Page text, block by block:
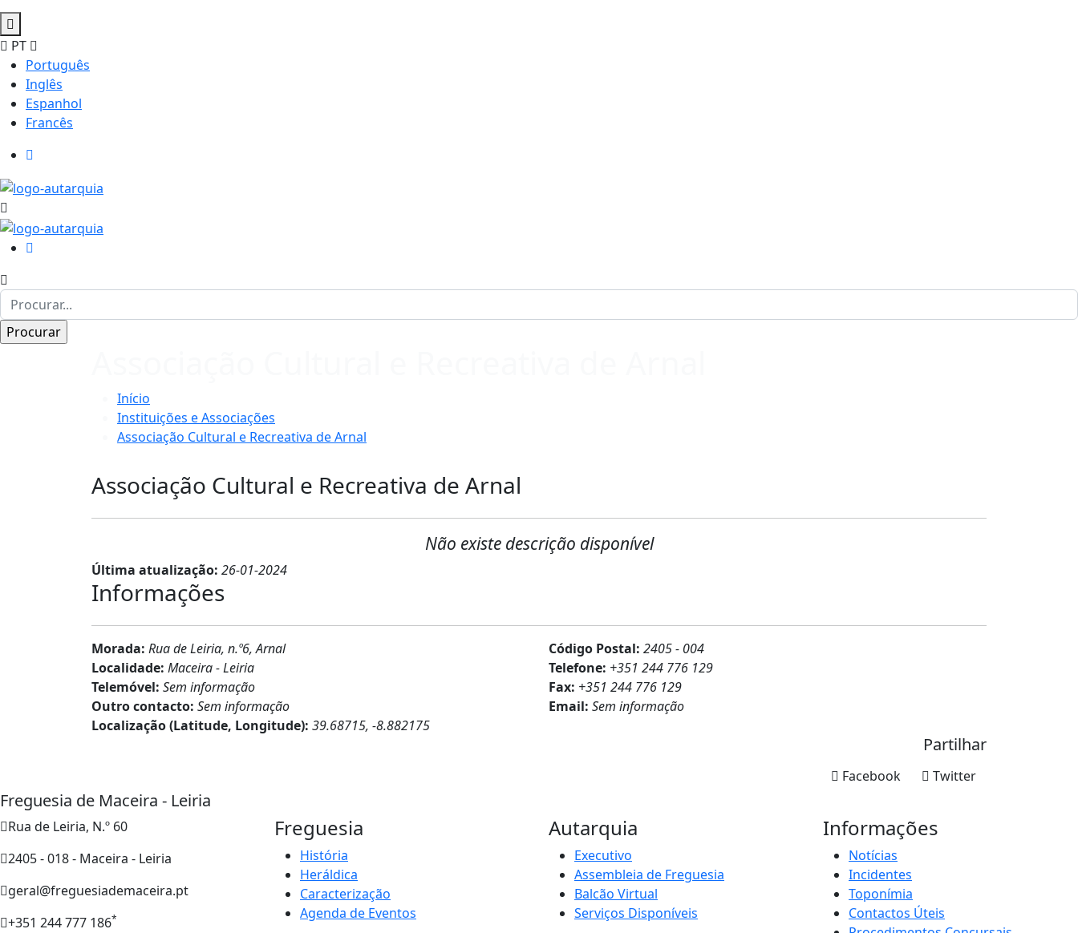
PT
Português
Inglês
Espanhol
Francês
Início
Instituições e Associações
Associação Cultural e Recreativa de Arnal
Associação Cultural e Recreativa de Arnal
Não existe descrição disponível
Última atualização: 26-01-2024
Informações
Morada: Rua de Leiria, n.º6, Arnal Código Postal: 2405 - 004
Localidade: Maceira - Leiria Telefone: +351 244 776 129
Telemóvel: Sem informação Fax: +351 244 776 129
Outro contacto: Sem informação Email: Sem informação
Localização (Latitude, Longitude): 39.68715, -8.882175
Partilhar
Twitter
Facebook
Freguesia de Maceira - Leiria
Rua de Leiria, N.º 60
2405 - 018 - Maceira - Leiria
geral@freguesiademaceira.pt
+351 244 777 186*
Freguesia
História
Heráldica
Caracterização
Agenda de Eventos
Autarquia
Executivo
Assembleia de Freguesia
Balcão Virtual
Serviços Disponíveis
Informações
Notícias
Incidentes
Toponímia
Contactos Úteis